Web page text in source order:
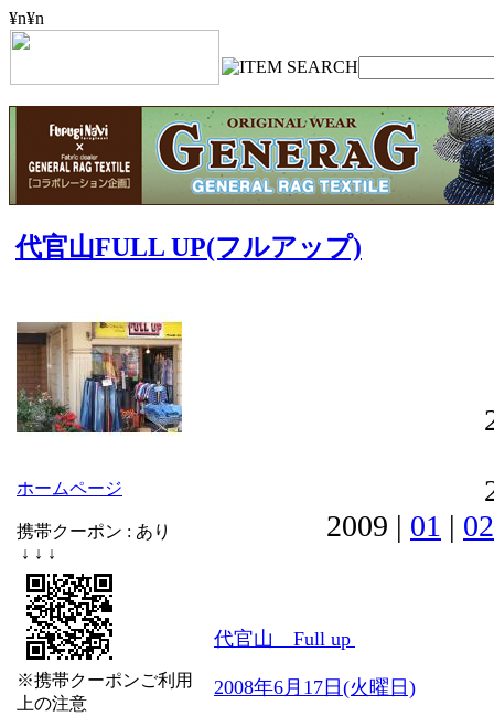
¥n¥n
代官山FULL UP(フルアップ)
ホームページ
携帯クーポン : あり
↓ ↓ ↓
※携帯クーポンご利用
上の注意
2009 | 01 | 02
代官山 Full up
2008年6月17日(火曜日)